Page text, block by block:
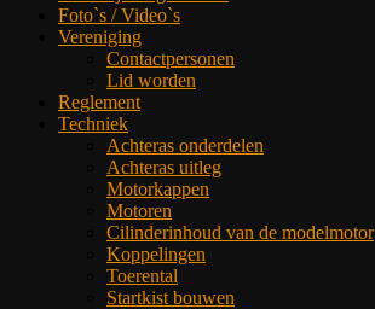
Foto`s / Video`s
Vereniging
Contactpersonen
Lid worden
Reglement
Techniek
Achteras onderdelen
Achteras uitleg
Motorkappen
Motoren
Cilinderinhoud van de modelmotor
Koppelingen
Toerental
Startkist bouwen